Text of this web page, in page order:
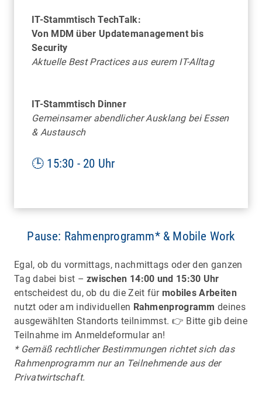
IT-Stammtisch TechTalk:
Von MDM über Updatemanagement bis
Security
Aktuelle Best Practices aus eurem IT-Alltag
IT-Stammtisch Dinner
Gemeinsamer abendlicher Ausklang bei Essen
& Austausch
🕒 15:30 - 20 Uhr
Pause: Rahmenprogramm* & Mobile Work
Egal, ob du vormittags, nachmittags oder den ganzen
Tag dabei bist –zwischen 14:00 und 15:30 Uhr
entscheidest du, ob du die Zeit für mobiles Arbeiten
nutzt oder am individuellen Rahmenprogramm deines
ausgewählten Standorts teilnimmst. 👉 Bitte gib deine
Teilnahme im Anmeldeformular an!
* Gemäß rechtlicher Bestimmungen richtet sich das
Rahmenprogramm nur an Teilnehmende aus der
Privatwirtschaft.
DRESDEN
Einblick in die 83.000 m² große Erlebniswelt und
Volkswagen
LEIPZIG
Porsche-Fertigung: Zusammenspiel von Mensch
& Maschine, alle Produktionsschritte eines